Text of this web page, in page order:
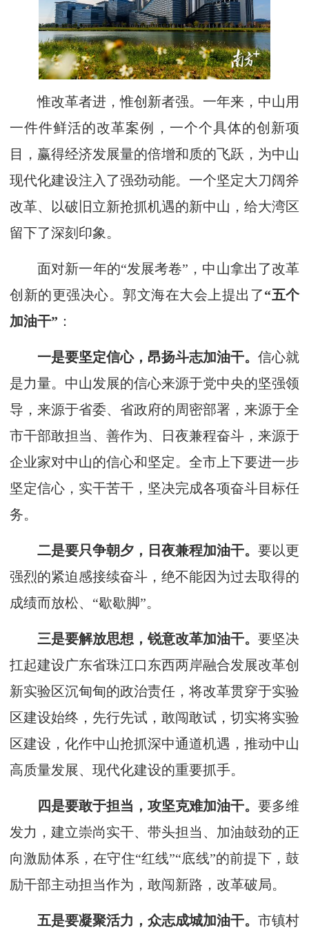
惟改革者进，惟创新者强。一年来，中山用
一件件鲜活的改革案例，一个个具体的创新项
目，赢得经济发展量的倍增和质的飞跃，为中山
现代化建设注入了强劲动能。一个坚定大刀阔斧
改革、以破旧立新抢抓机遇的新中山，给大湾区
留下了深刻印象。
面对新一年的“发展考卷”，中山拿出了改革
创新的更强决心。郭文海在大会上提出了“五个
加油干” ：
一是要坚定信心，昂扬斗志加油干。 信心就
是力量。中山发展的信心来源于党中央的坚强领
导，来源于省委、省政府的周密部署，来源于全
市干部敢担当、善作为、日夜兼程奋斗，来源于
企业家对中山的信心和坚定。全市上下要进一步
坚定信心，实干苦干，坚决完成各项奋斗目标任
务。
二是要只争朝夕，日夜兼程加油干。 要以更
强烈的紧迫感接续奋斗，绝不能因为过去取得的
成绩而放松、“歇歇脚”。
三是要解放思想，锐意改革加油干。 要坚决
扛起建设广东省珠江口东西两岸融合发展改革创
新实验区沉甸甸的政治责任，将改革贯穿于实验
区建设始终，先行先试，敢闯敢试，切实将实验
区建设，化作中山抢抓深中通道机遇，推动中山
高质量发展、现代化建设的重要抓手。
四是要敢于担当，攻坚克难加油干。 要多维
发力，建立崇尚实干、带头担当、加油鼓劲的正
向激励体系，在守住“红线”“底线”的前提下，鼓
励干部主动担当作为，敢闯新路，改革破局。
五是要凝聚活力，众志成城加油干。 市镇村